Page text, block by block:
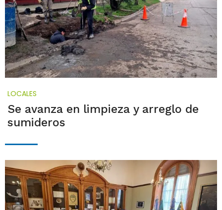
LOCALES
Se avanza en limpieza y arreglo de
sumideros